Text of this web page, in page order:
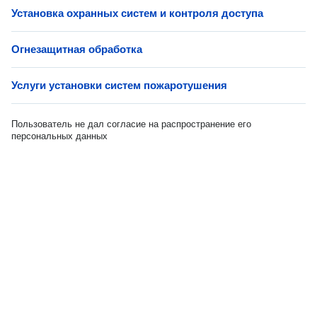
Установка охранных систем и контроля доступа
Огнезащитная обработка
Услуги установки систем пожаротушения
Пользователь не дал согласие на распространение его
персональных данных